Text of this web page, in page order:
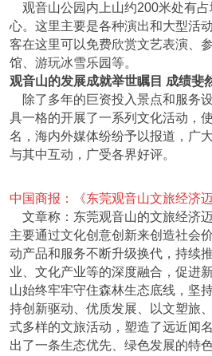
观音山公园内上山约200米处有占
心。这里主要是各种演出和大型活
客在这里可以免费欣赏文艺表演、
馆、游玩冰雪乐园等。
观音山的发展成就举世瞩目 成绩斐
除了多年的巨资投入景点和服务
具一格的开展了一系列文化活动，
名，海内外媒体纷纷予以报道，广
与其中互动，广受各界好评。
中国商报：《东莞观音山文旅经济
文章称：东莞观音山的文旅经济
主要通过文化创意创新来创造社会
动产品和服务不断升级换代，持续
业、文化产业等的深度融合，促进
山始终牢牢守住森林生态底线，坚
持创新驱动、优质发展、以文塑旅
式多样的文旅活动，塑造了远近闻
出了一条生态优先、绿色发展的特